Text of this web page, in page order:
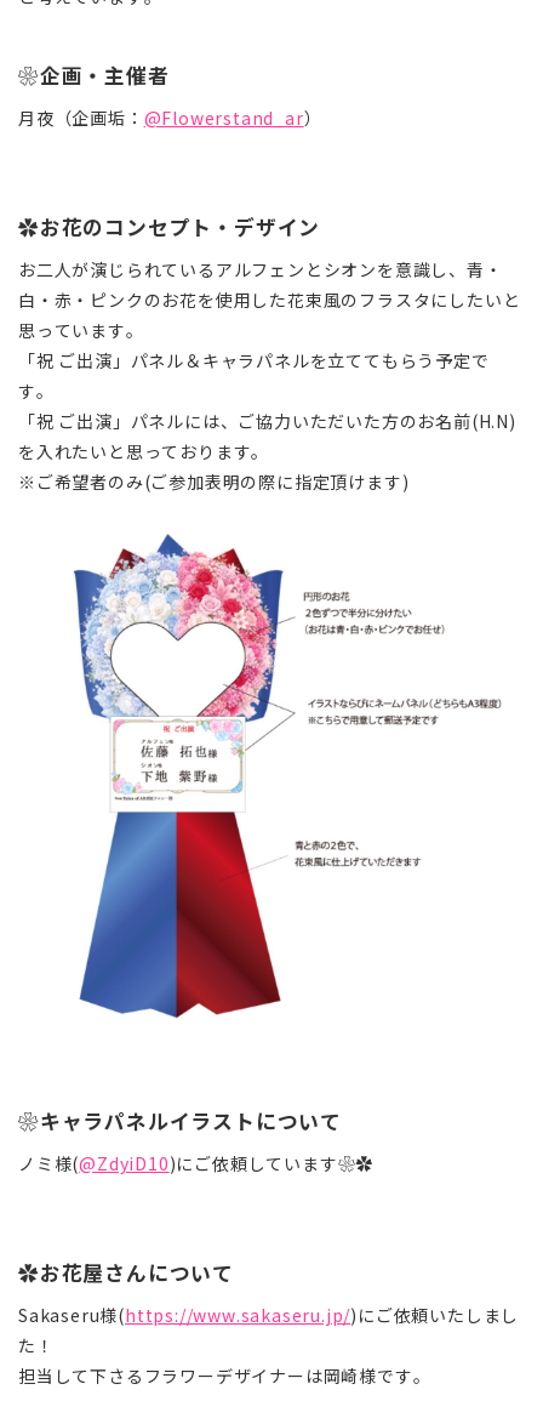
❀企画・主催者
月夜（企画垢： @Flowerstand_ar）
✿お花のコンセプト・デザイン
お二人が演じられているアルフェンとシオンを意識し、青・
白・赤 ・ピンク のお花を使用した花束風のフラスタにしたいと
思っています。
「祝 ご出演」パネル＆キャラパネルを立ててもらう予定で
す。
「祝 ご出演」パネルには、ご協力いただいた方のお名前(H.N)
を入れたいと思っております。
※ご希望者のみ(ご参加表明の際に指定頂けます)
❀キャラパネルイラストについて
ノミ様(@ZdyiD10)にご依頼しています❀✿
✿お花屋さんについて
Sakaseru様(https://www.sakaseru.jp/)にご依頼いたしまし
た！
担当して下さるフラワーデザイナーは岡崎様です。